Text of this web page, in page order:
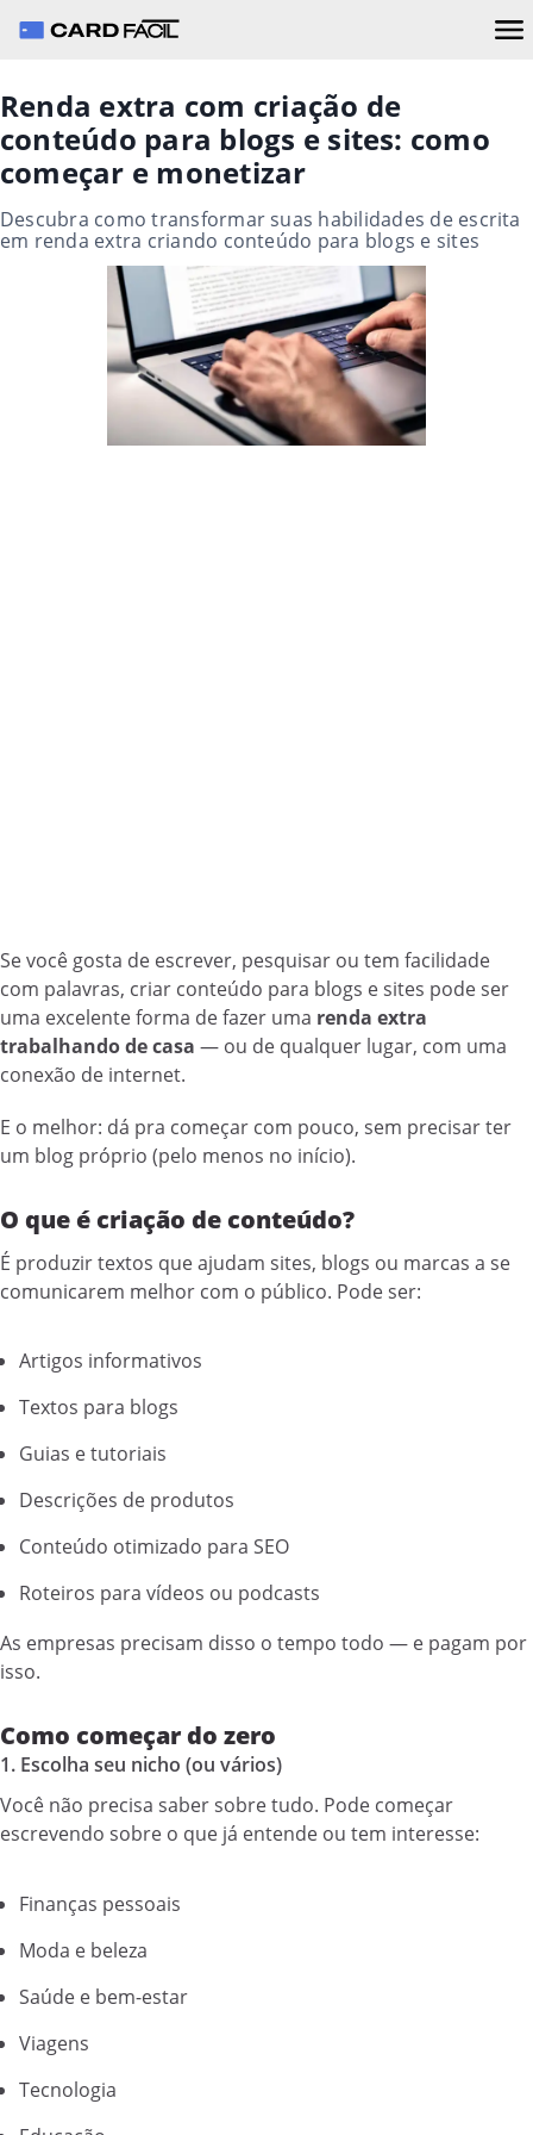
Renda extra com criação de
conteúdo para blogs e sites: como
começar e monetizar
Descubra como transformar suas habilidades de escrita
em renda extra criando conteúdo para blogs e sites
Se você gosta de escrever, pesquisar ou tem facilidade
com palavras, criar conteúdo para blogs e sites pode ser
uma excelente forma de fazer uma renda extra
trabalhando de casa — ou de qualquer lugar, com uma
conexão de internet.
E o melhor: dá pra começar com pouco, sem precisar ter
um blog próprio (pelo menos no início).
O que é criação de conteúdo?
É produzir textos que ajudam sites, blogs ou marcas a se
comunicarem melhor com o público. Pode ser:
Artigos informativos
Textos para blogs
Guias e tutoriais
Descrições de produtos
Conteúdo otimizado para SEO
Roteiros para vídeos ou podcasts
As empresas precisam disso o tempo todo — e pagam por
isso.
Como começar do zero
1. Escolha seu nicho (ou vários)
Você não precisa saber sobre tudo. Pode começar
escrevendo sobre o que já entende ou tem interesse:
Finanças pessoais
Moda e beleza
Saúde e bem-estar
Viagens
Tecnologia